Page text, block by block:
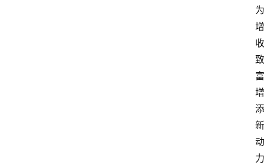
为
增
收
致
富
增
添
新
动
力